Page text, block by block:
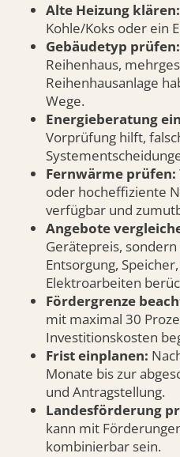
Alte Heizung klären:
Kohle/Koks oder ein
Gebäudetyp prüfen:
Reihenhaus,
Reihenhausanlage
Wege.
Energieberatung
Vorprüfung hilft,
Fernwärme prüfen:
oder hocheffiziente
verfügbar und
Angebote
Gerätepreis,
Entsorgung,
Elektroarbeiten
Fördergrenze
mit maximal 30
Investitionskosten
Frist einplanen:
Monate bis zur
und Antragstellung.
Landesförderung
kann mit
kombinierbar sein.